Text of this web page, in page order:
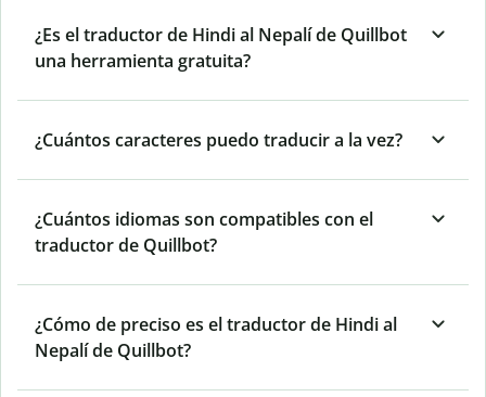
¿Es el traductor de Hindi al Nepalí de Quillbot
una herramienta gratuita?
¿Cuántos caracteres puedo traducir a la vez?
¿Cuántos idiomas son compatibles con el
traductor de Quillbot?
¿Cómo de preciso es el traductor de Hindi al
Nepalí de Quillbot?